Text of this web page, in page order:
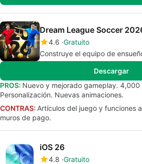
Dream League Soccer
4.6 Gratuito
Construye el equipo de
Descargar
PROS: Nuevo y mejorado gameplay.
Personalización. Nuevas animaciones.
CONTRAS: Artículos del juego y funciones
muros de pago.
iOS 26
4.8 Gratuito